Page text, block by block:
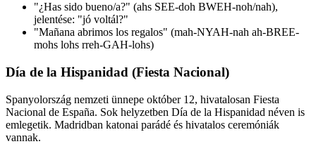
"¿Has sido bueno/a?" (ahs SEE-doh BWEH-noh/nah),
jelentése: "jó voltál?"
"Mañana abrimos los regalos" (mah-NYAH-nah ah-BREE-
mohs lohs rreh-GAH-lohs)
Día de la Hispanidad (Fiesta Nacional)
Spanyolország nemzeti ünnepe október 12, hivatalosan Fiesta
Nacional de España. Sok helyzetben Día de la Hispanidad néven is
emlegetik. Madridban katonai parádé és hivatalos ceremóniák
vannak.